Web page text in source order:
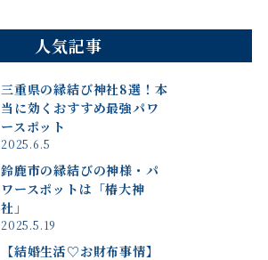
人気記事
三重県の縁結び神社8選！本
当に効くおすすめ最強パワ
ースポット
2025.6.5
鈴鹿市の縁結びの神様・パ
ワースポットは「椿大神
社」
2025.5.19
【結婚生活♡お財布事情】